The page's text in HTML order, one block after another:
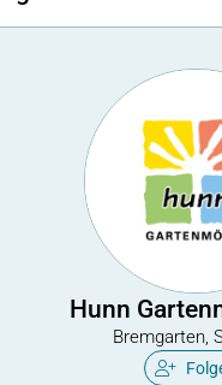
Hunn
Bremgarten,